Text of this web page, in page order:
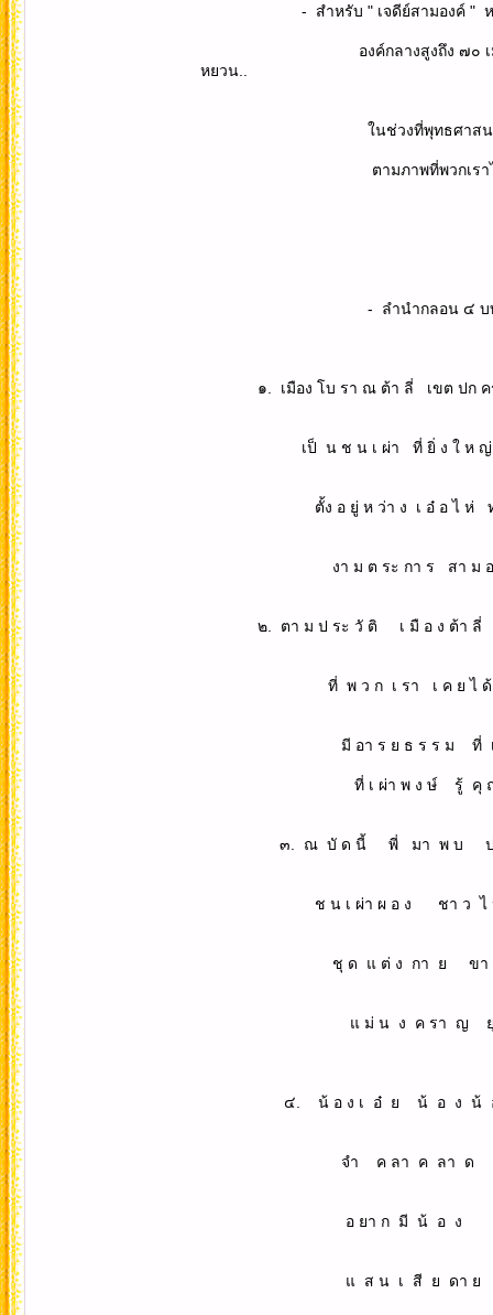
- สำหรับ " เจดีย์สามองค์ " หรือ " ซั
องค์กลางสูงถึง ๗๐ เมตร สร้างใน
หยวน..
ในช่วงที่พุทธศาสนาได้รับความ
ตามภาพที่พวกเราได้ถ่าย
- ลำนำกลอน ๔ บท มนต์เสน่ห์เ
๑. เมือง โบ รา ณ ต้า ลี่ เขต ปก ครอ
เป็ น ช น เ ผ่า ที่ ยิ่ ง ใ ห ญ่
ตั้ง อ ยู่ ห ว่า ง เ อ๋ อ ไ ห่ ทะ เ
งา ม ต ระ กา ร สา ม อ ง ค์
๒. ตา ม ป ระ วั ติ เ มื อ ง ต้า ลี่ นี้
ที่ พ ว ก เ รา เ ค ย ไ ด้ เ รี
มี อา ร ย ธ ร ร ม ที่ เ ลิ
ที่ เ ผ่า พ ง ษ์ รู้ คุ ณ ค่
๓. ณ บั ด นี้ พี่ มา พ บ ป ระ
ช น เ ผ่า ผ อ ง ชา ว ไ ป๋
ชุ ด แ ต่ ง กา ย ขา ว น
แ ม่ น ง ค รา ญ ยุ ร ย
๔. น้ อ ง เ อ๋ ย น้ อ ง น้ อ
จำ ค ลา ค ลา ด จำ จ
อ ยา ก มี น้ อ ง ป ระ ค
แ ส น เ สี ย ดา ย ไ ม่ อ ย